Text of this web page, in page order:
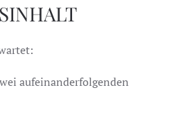
aufeinanderfolgenden